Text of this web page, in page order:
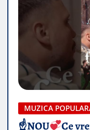
MUZICA
☝NOU
Ce